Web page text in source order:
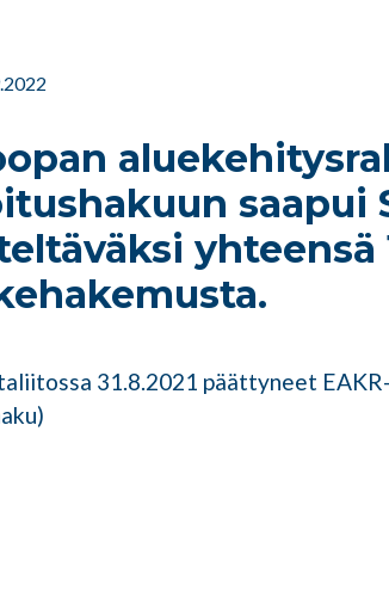
saapui
yhteensä
31.8.2021 päättyneet